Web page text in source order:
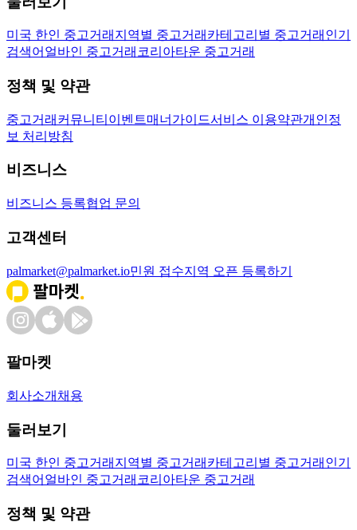
미국 한인 중고거래 지역별 중고거래 카테고리별 중고거래 인기
검색어 얼바인 중고거래 코리아타운 중고거래
정책 및 약관
중고거래 커뮤니티 이벤트매너가이드서비스 이용약관개인정
보 처리방침
비즈니스
비즈니스 등록협업 문의
고객센터
palmarket@palmarket.io민원 접수지역 오픈 등록하기
팔마켓
회사소개 채용
둘러보기
미국 한인 중고거래 지역별 중고거래 카테고리별 중고거래 인기
검색어 얼바인 중고거래 코리아타운 중고거래
정책 및 약관